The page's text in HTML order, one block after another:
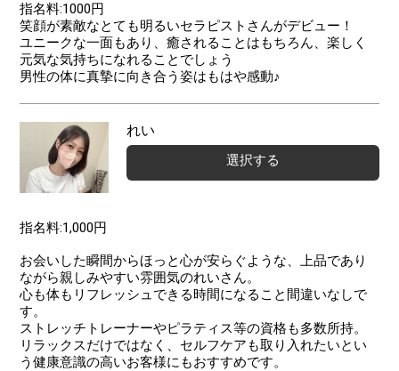
指名料:1000円
笑顔が素敵なとても明るいセラピストさんがデビュー！
ユニークな一面もあり、癒されることはもちろん、楽しく
元気な気持ちになれることでしょう
男性の体に真摯に向き合う姿はもはや感動♪
指名料:1,000円
お会いした瞬間からほっと心が安らぐような、上品であり
ながら親しみやすい雰囲気のれいさん。
心も体もリフレッシュできる時間になること間違いなしで
す。
ストレッチトレーナーやピラティス等の資格も多数所持。
リラックスだけではなく、セルフケアも取り入れたいとい
う健康意識の高いお客様にもおすすめです。
れい
選択する